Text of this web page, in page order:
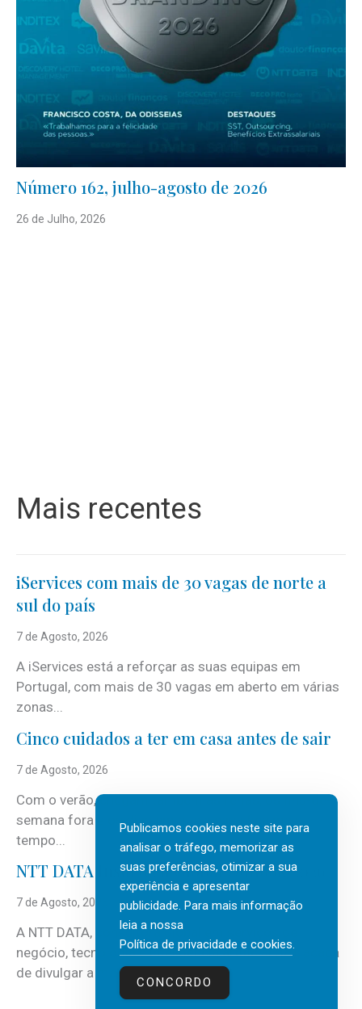
Número 162, julho-agosto de 2026
26 de Julho, 2026
Mais recentes
iServices com mais de 30 vagas de norte a
sul do país
7 de Agosto, 2026
A iServices está a reforçar as suas equipas em
Portugal, com mais de 30 vagas em aberto em várias
zonas...
Cinco cuidados a ter em casa antes de sair
7 de Agosto, 2026
Com o verão, chegam também as férias, os fins-de-
semana fora e os dias em que a casa fica mais
tempo...
NTT DATA Insurtech Global Outlook 2026
7 de Agosto, 2026
A NTT DATA, consultora global em serviços de
negócio, tecnologia e inteligência artificial (IA), acaba
de divulgar a mais recente...
Publicamos cookies neste site para
analisar o tráfego, memorizar as
suas preferências, otimizar a sua
experiência e apresentar
publicidade. Para mais informação
leia a nossa
Política de privacidade e cookies.
CONCORDO